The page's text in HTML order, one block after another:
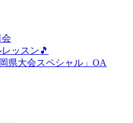
ッスン🎵
県大会スペシャル」OA